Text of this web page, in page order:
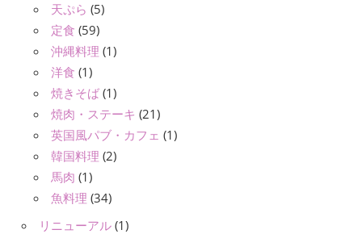
天ぷら (5)
定食 (59)
沖縄料理 (1)
洋食 (1)
焼きそば (1)
焼肉・ステーキ (21)
英国風パブ・カフェ (1)
韓国料理 (2)
馬肉 (1)
魚料理 (34)
リニューアル (1)